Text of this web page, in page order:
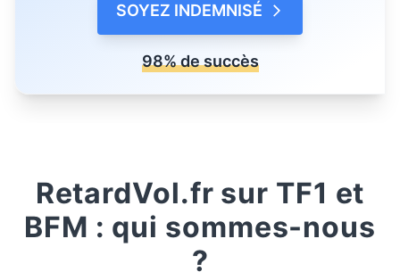
SOYEZ INDEMNISÉ
98% de succès
RetardVol.fr sur TF1 et
BFM : qui sommes-nous
?